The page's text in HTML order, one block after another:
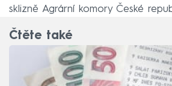
sklizně Agrární komory České
Čtěte také